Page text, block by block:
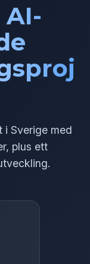
i Sverige med
plus ett